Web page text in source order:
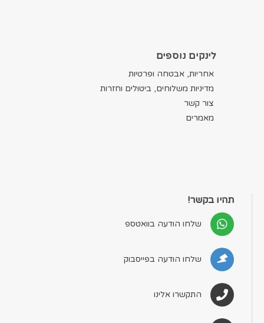
לינקים נוספים
אחריות, אבטחה ופרטיות
מדיניות משלוחים, ביטולים וחזרות
צור קשר
מאמרים
תהיו בקשר!
שלחו הודעה בוואטספ
שלחו הודעה בפייסבוק
התקשרו אלינו